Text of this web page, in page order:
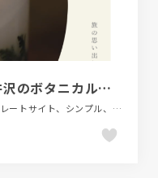
shica shica candle｜軽井沢のボタニカルキャンドル体験
インテリア・家具・雑貨・家電、コーポレートサイト、シンプル、ナチュラル、ベージュ・ゴールド系、動画が流れる、施設・店舗サイト